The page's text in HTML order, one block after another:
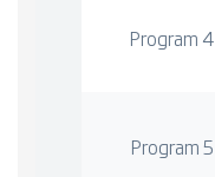
Program 4
Program 5